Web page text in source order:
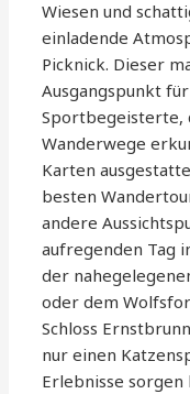
Wiesen und
einladende
Picknick. Dieser
Ausgangspunkt
Sportbegeisterte,
Wanderwege
Karten
besten
andere
aufregenden Tag
der
oder dem
Schloss
nur einen
Erlebnisse